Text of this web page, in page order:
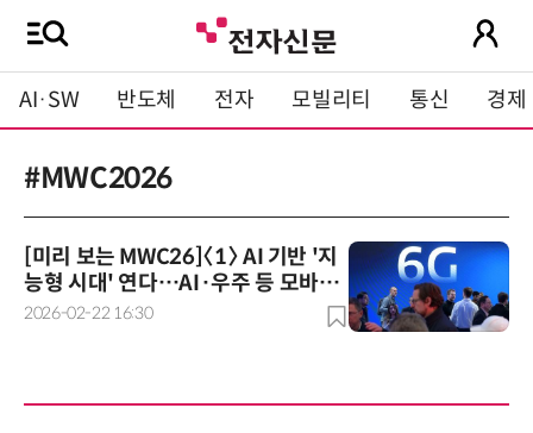
AI·SW 반도체 전자 모빌리티 통신 경제
#MWC2026
[미리 보는 MWC26]〈1〉 AI 기반 '지
능형 시대' 연다…AI·우주 등 모바일
지평 넓혀
2026-02-22 16:30